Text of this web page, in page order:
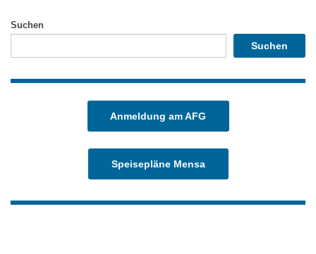
Suchen
Suchen
Anmeldung am AFG
Speisepläne Mensa